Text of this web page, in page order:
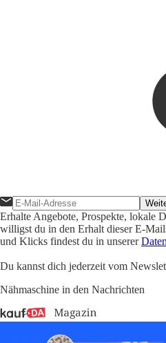
Erhalte Angebote, Prospekte, lokale
willigst du in den Erhalt dieser E-
und Klicks findest du in unserer
Du kannst dich jederzeit vom
Nähmaschine in den Nachrichten